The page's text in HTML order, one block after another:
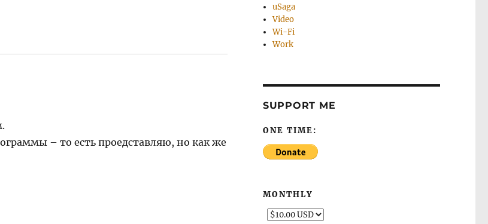
– то есть проедставляю, но как же
uSaga
Video
Wi-Fi
Work
SUPPORT ME
ONE TIME:
MONTHLY